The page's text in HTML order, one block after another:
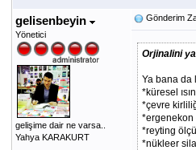
gelisenbeyin
Yönetici
gelişime dair ne varsa..
Yahya KARAKURT
Gönderim
Orjinalini
Ya bana da
*küresel
*çevre
*ergenekon
*reyting
*nükleer